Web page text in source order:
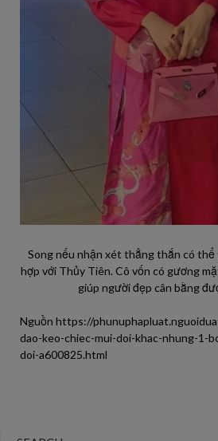
Song nếu nhận xét thẳng thắn có thể
hợp với Thủy Tiên. Cô vốn có gương
giúp người đẹp cân bằng
Nguồn https://
dao-keo-chiec-mui-doi-khac-nhung-1-
doi-a600825.html